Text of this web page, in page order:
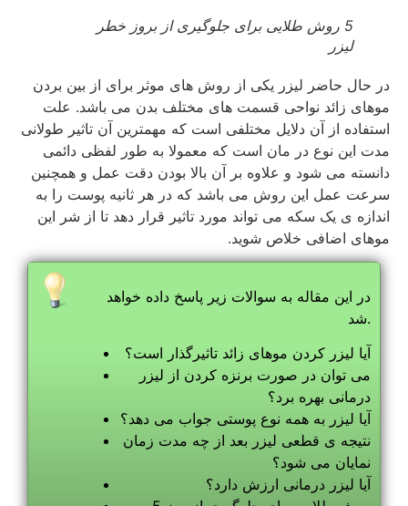
5 روش طلایی برای جلوگیری از بروز خطر
لیزر
در حال حاضر لیزر یکی از روش های موثر برای از بین بردن
موهای زائد نواحی قسمت های مختلف بدن می باشد. علت
استفاده از آن دلایل مختلفی است که مهمترین آن تاثیر طولانی
مدت این نوع در مان است که معمولا به طور لفظی دائمی
دانسته می شود و علاوه بر آن بالا بودن دقت عمل و همچنین
سرعت عمل این روش می باشد که در هر ثانیه پوست را به
اندازه ی یک سکه می تواند مورد تاثیر قرار دهد تا از شر این
موهای اضافی خلاص شوید.
در این مقاله به سوالات زیر پاسخ داده خواهد
شد.
آیا لیزر کردن موهای زائد تاثیرگذار است؟
می توان در صورت برنزه کردن از لیزر
درمانی بهره برد؟
آیا لیزر به همه نوع پوستی جواب می دهد؟
نتیجه ی قطعی لیزر بعد از چه مدت زمان
نمایان می شود؟
آیا لیزر درمانی ارزش دارد؟